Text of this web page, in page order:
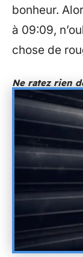
bonheur.
à 09:09,
chose de
Ne ratez rien